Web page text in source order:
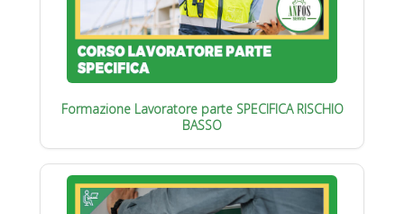
Formazione Lavoratore parte SPECIFICA RISCHIO
BASSO